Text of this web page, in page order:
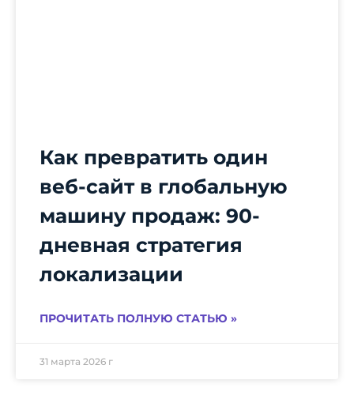
Как превратить один
веб-сайт в глобальную
машину продаж: 90-
дневная стратегия
локализации
ПРОЧИТАТЬ ПОЛНУЮ СТАТЬЮ »
31 марта 2026 г